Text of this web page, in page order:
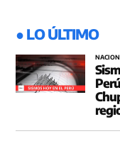
● LO ÚLTIMO